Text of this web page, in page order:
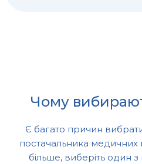
Чому
Є багато причин
постачальника медичних
більше, виберіть один з